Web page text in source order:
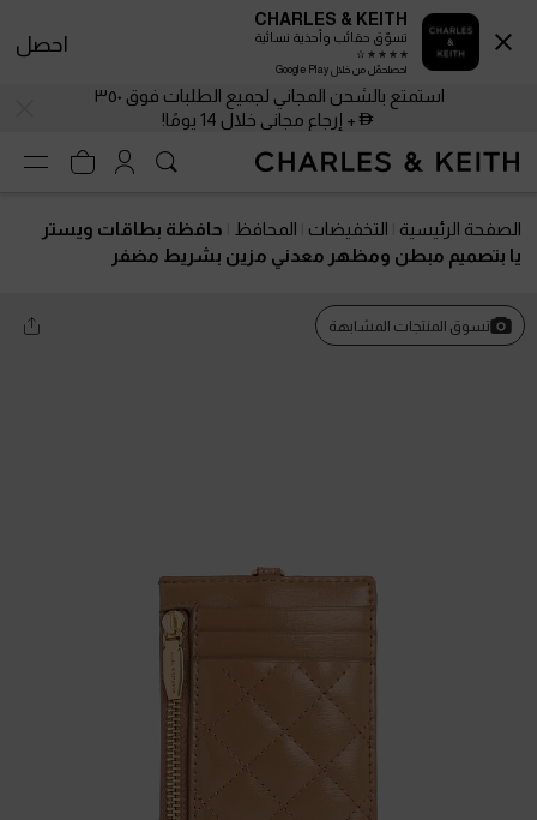
استمتع بالشحن المجاني لجميع الطلبات فوق ٣٥٠
+ إرجاع مجاني خلال 14 يومًا!
الصفحة الرئيسية التخفيضات المحافظ
حافظة بطاقات ويستر
يا بتصميم مبطن ومظهر معدني مزين بشريط مضفر
تسوق المنتجات المشابهة
CHARLES & KEITH
تسوّق حقائب وأحذية نسائية
احصلحمّل من خلال Google Play
احصل